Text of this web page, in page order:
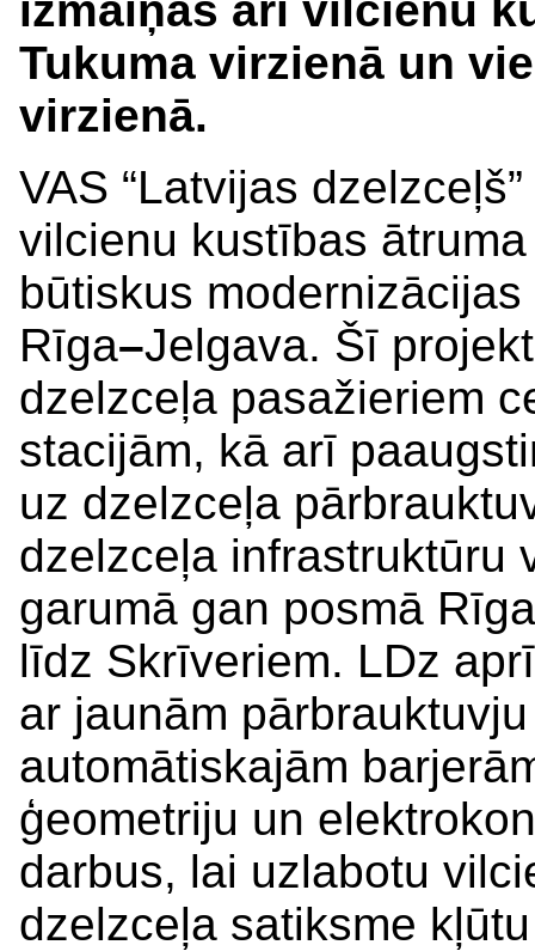
Tukuma virzienā un
virzienā.
VAS “Latvijas
vilcienu kustības
būtiskus
Rīga–Jelgava. Šī
dzelzceļa pasažieriem
stacijām, kā arī
uz dzelzceļa
dzelzceļa infrastruktūru
garumā gan posmā Rīga
līdz Skrīveriem. LDz
ar jaunām
automātiskajām
ģeometriju un
darbus, lai uzlabotu
dzelzceļa satiksme